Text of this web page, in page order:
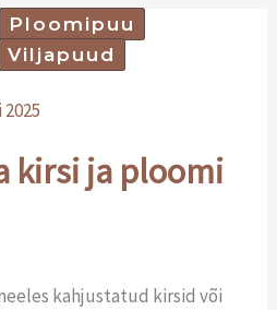
Ploomipuu
Viljapuud
2025
kirsi ja ploomi
kahjustatud kirsid või